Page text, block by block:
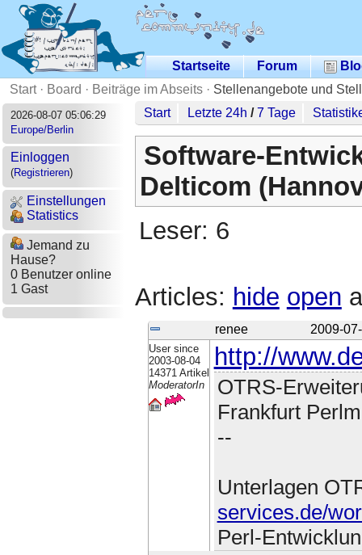
Startseite Forum
Start· Board · Beiträge im Abseits · Stellenangebote und
2026-08-07 05:06:29
Europe/Berlin
Einloggen
(Registrieren)
Einstellungen
Statistics
Jemand zu
Hause?
0 Benutzer online
1 Gast
Start Letzte 24h /7 Tage
Software-
Delticom
Leser: 6
Articles: hide open
renee 2009-
User since
2003-08-04
14371 Artikel
ModeratorIn
http://
OTRS-
Frankfurt
--
Unterlagen
services.de/
Perl-